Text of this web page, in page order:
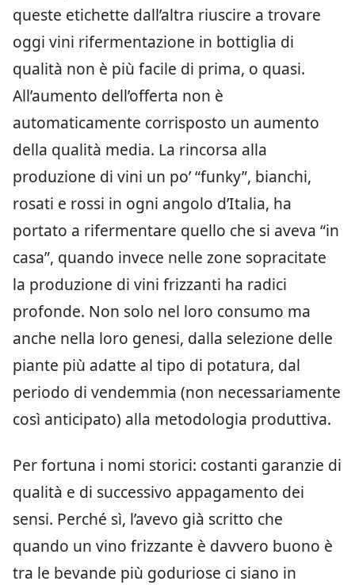
queste etichette dall’altra riuscire a trovare
oggi vini rifermentazione in bottiglia di
qualità non è più facile di prima, o quasi.
All’aumento dell’offerta non è
automaticamente corrisposto un aumento
della qualità media. La rincorsa alla
produzione di vini un po’ “funky”, bianchi,
rosati e rossi in ogni angolo d’Italia, ha
portato a rifermentare quello che si aveva “in
casa”, quando invece nelle zone sopracitate
la produzione di vini frizzanti ha radici
profonde. Non solo nel loro consumo ma
anche nella loro genesi, dalla selezione delle
piante più adatte al tipo di potatura, dal
periodo di vendemmia (non necessariamente
così anticipato) alla metodologia produttiva.
Per fortuna i nomi storici: costanti garanzie di
qualità e di successivo appagamento dei
sensi. Perché sì, l’avevo già scritto che
quando un vino frizzante è davvero buono è
tra le bevande più goduriose ci siano in